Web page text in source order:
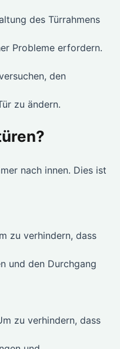
des Türrahmens
Probleme erfordern.
den
zu ändern.
nach innen. Dies ist
zu verhindern, dass
und den Durchgang
zu verhindern, dass